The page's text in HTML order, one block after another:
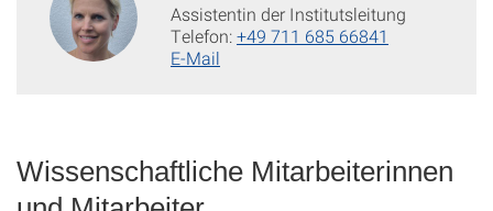
Assistentin der Institutsleitung
Telefon:+49 711 685 66841
E-Mail
Wissenschaftliche Mitarbeiterinnen